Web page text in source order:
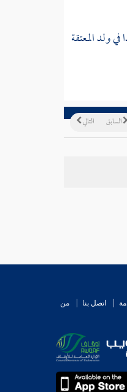
ولد المعتقة
التالي السابق
اتصل بنا
من